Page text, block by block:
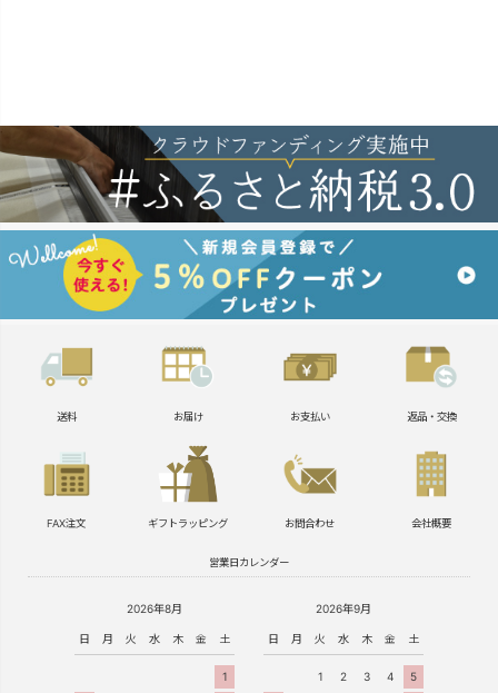
送料 お届け お支払い 返品・交換
FAX注文 ギフトラッピング お問合わせ 会社概要
営業日カレンダー
2026年8月
日 月 火 水 木 金 土
1
2026年9月
日 月 火 水 木 金 土
1 2 3 4
5